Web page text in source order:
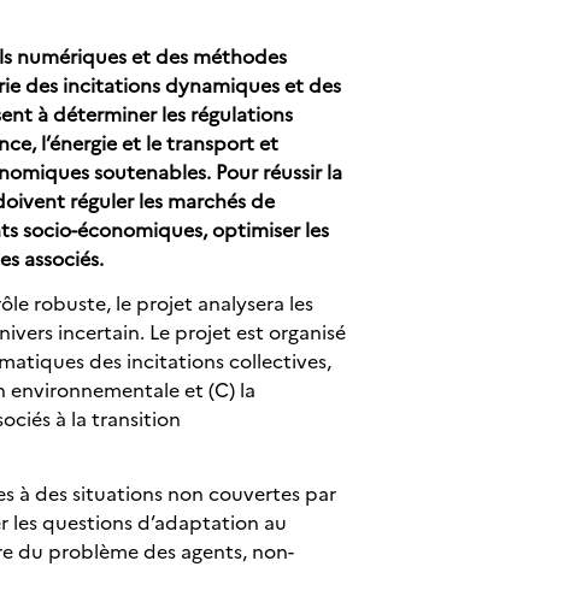
numériques et des méthodes
des incitations dynamiques et des
à déterminer les régulations
l’énergie et le transport et
soutenables. Pour réussir la
réguler les marchés de
socio-économiques, optimiser les
associés.
robuste, le projet analysera les
incertain. Le projet est organisé
des incitations collectives,
environnementale et (C) la
à la transition
à des situations non couvertes par
les questions d’adaptation au
du problème des agents, non-